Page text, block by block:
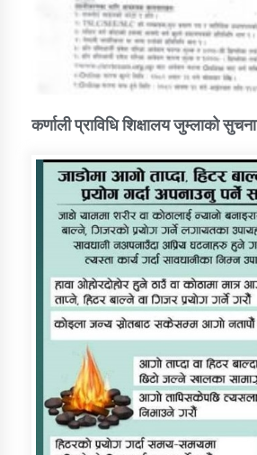
कर्णाली प्राविधि शिक्षालय जुम्लाको सुचना